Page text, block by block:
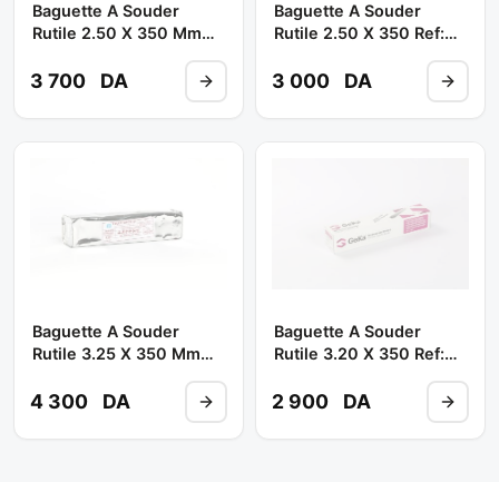
Baguette A Souder
Rutile 2.50 X 350 Mm
EULMA
3 700 DA
Baguette A Souder
Rutile 2.50 X 350 Ref:
Pcs) ** GEKA INTER
3 000 DA
Baguette A Souder
Rutile 3.25 X 350 Mm
EULMA
4 300 DA
Baguette A Souder
Rutile 3.20 X 350 Ref:
** GEKA INTER
2 900 DA